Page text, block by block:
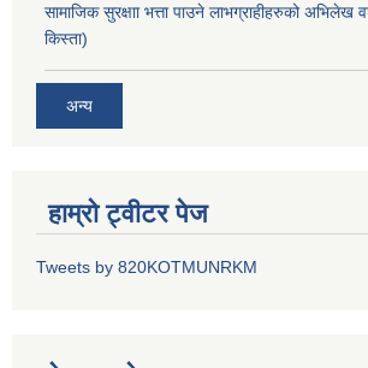
सामाजिक सुरक्षाा भत्ता पाउने लाभग्राहीहरुको अभिलेख
किस्ता)
अन्य
हाम्रो ट्वीटर पेज
Tweets by 820KOTMUNRKM